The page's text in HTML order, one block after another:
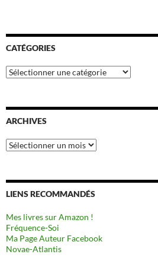
CATÉGORIES
Catégories
ARCHIVES
Archives
LIENS RECOMMANDÉS
Mes livres sur Amazon !
Fréquence-Soi
Ma Page Auteur Facebook
Novae-Atlantis